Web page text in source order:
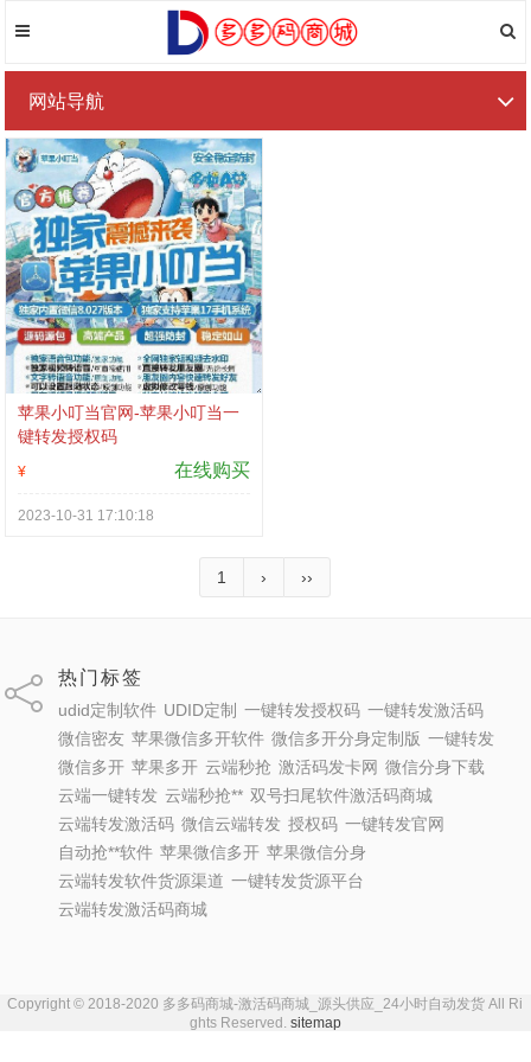
网站导航
苹果小叮当官网-苹果小叮当一
键转发授权码
¥ 在线购买
2023-10-31 17:10:18
1 › ››
热门标签
udid定制软件 UDID定制 一键转发授权码 一键转发激活码
微信密友 苹果微信多开软件 微信多开分身定制版 一键转发
微信多开 苹果多开 云端秒抢 激活码发卡网 微信分身下载
云端一键转发 云端秒抢** 双号扫尾软件激活码商城
云端转发激活码 微信云端转发 授权码 一键转发官网
自动抢**软件 苹果微信多开 苹果微信分身
云端转发软件货源渠道 一键转发货源平台
云端转发激活码商城
Copyright © 2018-2020 多多码商城-激活码商城_源头供应_24小时自动发货 All Ri
ghts Reserved. sitemap